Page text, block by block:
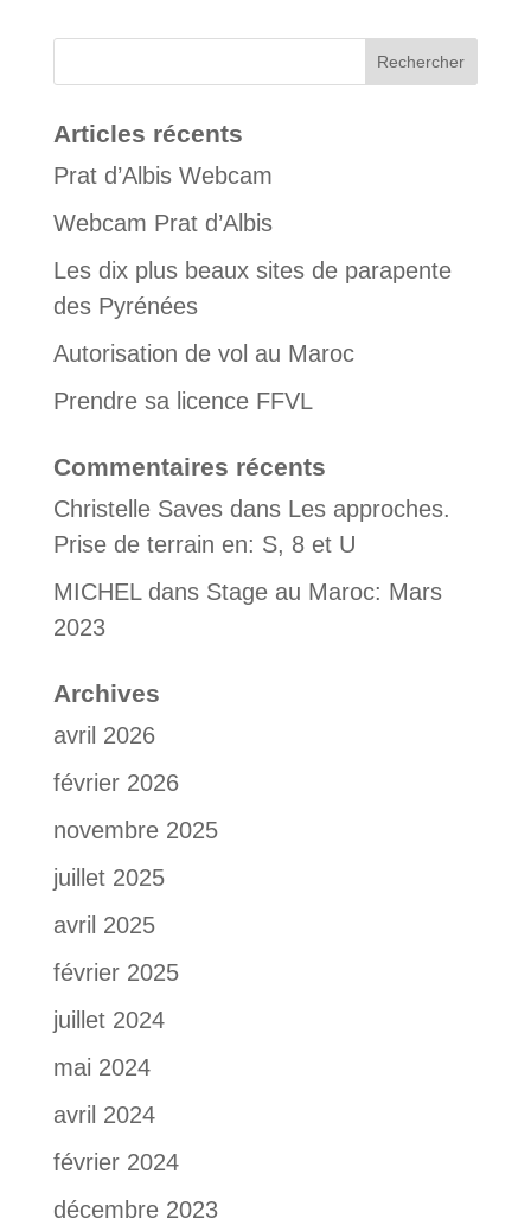
Articles récents
Prat d’Albis Webcam
Webcam Prat d’Albis
Les dix plus beaux sites de parapente
des Pyrénées
Autorisation de vol au Maroc
Prendre sa licence FFVL
Commentaires récents
Christelle Savesdans Les approches.
Prise de terrain en: S, 8 et U
MICHELdans Stage au Maroc: Mars
2023
Archives
avril 2026
février 2026
novembre 2025
juillet 2025
avril 2025
février 2025
juillet 2024
mai 2024
avril 2024
février 2024
décembre 2023